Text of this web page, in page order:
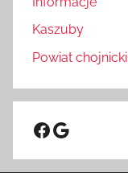
Kaszuby
Powiat chojnicki
Facebook
Google